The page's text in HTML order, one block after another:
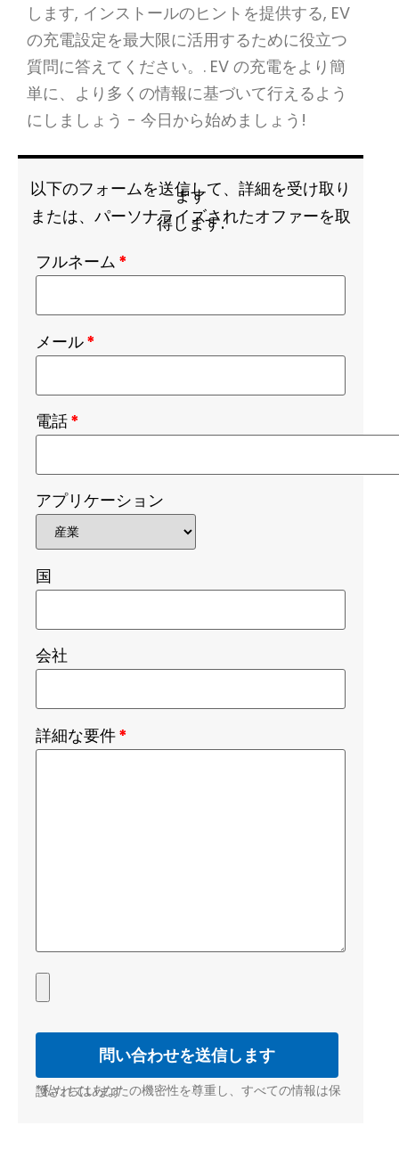
します, インストールのヒントを提供する, EV
の充電設定を最大限に活用するために役立つ
質問に答えてください。. EV の充電をより簡
単に、より多くの情報に基づいて行えるよう
にしましょう - 今日から始めましょう!
以下のフォームを送信して、詳細を受け取り
ます
または、パーソナライズされたオファーを取
得します.
フルネーム *
メール*
電話*
アプリケーション
国
会社
詳細な要件*
*私たちはあなたの機密性を尊重し、すべての情報は保護されています